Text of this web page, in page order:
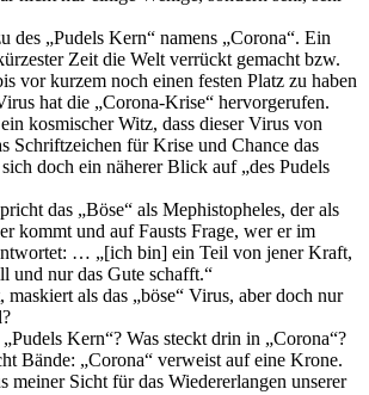
des „Pudels Kern“ namens „Corona“. Ein
Zeit die Welt verrückt gemacht bzw.
vor kurzem noch einen festen Platz zu haben
hat die „Corona-Krise“ hervorgerufen.
kosmischer Witz, dass dieser Virus von
Schriftzeichen für Krise und Chance das
doch ein näherer Blick auf „des Pudels
das „Böse“ als Mephistopheles, der als
kommt und auf Fausts Frage, wer er im
… „[ich bin] ein Teil von jener Kraft,
und nur das Gute schafft.“
maskiert als das „böse“ Virus, aber doch nur
Kern“? Was steckt drin in „Corona“?
Bände: „Corona“ verweist auf eine Krone.
meiner Sicht für das Wiedererlangen unserer